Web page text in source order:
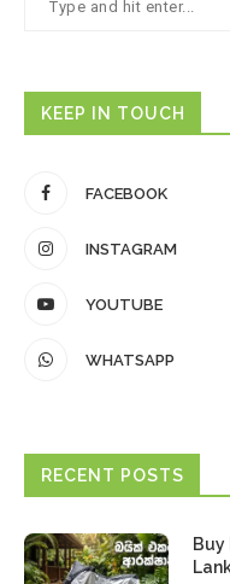
KEEP IN TOUCH
FACEBOOK
INSTAGRAM
YOUTUBE
WHATSAPP
RECENT POSTS
Buy